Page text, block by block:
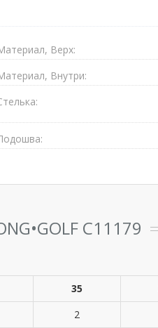
Верх:
Внутри:
C11179
35
2